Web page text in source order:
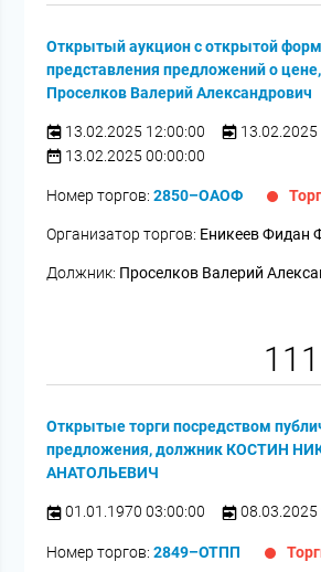
Открытый аукцион с открытой
представления предложений о
Проселков Валерий Александрович
13.02.2025 12:00:00
13.02.2025
13.02.2025 00:00:00
Номер торгов:2850–ОАОФ
Организатор торгов: Еникеев Фидан
Должник: Проселков Валерий
Открытые торги посредством
предложения, должник КОСТИН
АНАТОЛЬЕВИЧ
01.01.1970 03:00:00 08.03.2025
Номер торгов:2849–ОТПП